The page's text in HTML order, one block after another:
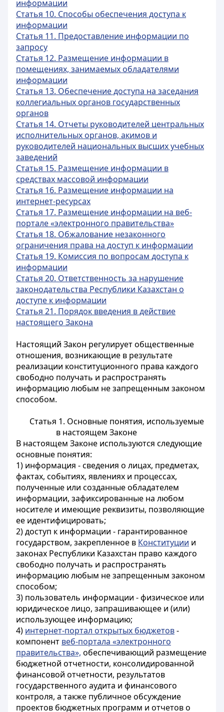
информации
Статья 10. Способы обеспечения доступа к
информации
Статья 11. Предоставление информации по
запросу
Статья 12. Размещение информации в
помещениях, занимаемых обладателями
информации
Статья 13. Обеспечение доступа на заседания
коллегиальных органов государственных
органов
Статья 14. Отчеты руководителей центральных
исполнительных органов, акимов и
руководителей национальных высших учебных
заведений
Статья 15. Размещение информации в
средствах массовой информации
Статья 16. Размещение информации на
интернет-ресурсах
Статья 17. Размещение информации на веб-
портале «электронного правительства»
Статья 18. Обжалование незаконного
ограничения права на доступ к информации
Статья 19. Комиссия по вопросам доступа к
информации
Статья 20. Ответственность за нарушение
законодательства Республики Казахстан о
доступе к информации
Статья 21. Порядок введения в действие
настоящего Закона
Настоящий Закон регулирует общественные
отношения, возникающие в результате
реализации конституционного права каждого
свободно получать и распространять
информацию любым не запрещенным законом
способом.
Статья 1. Основные понятия, используемые
в настоящем Законе
В настоящем Законе используются следующие
основные понятия:
1) информация - сведения о лицах, предметах,
фактах, событиях, явлениях и процессах,
полученные или созданные обладателем
информации, зафиксированные на любом
носителе и имеющие реквизиты, позволяющие
ее идентифицировать;
2) доступ к информации - гарантированное
государством, закрепленное в Конституции и
законах Республики Казахстан право каждого
свободно получать и распространять
информацию любым не запрещенным законом
способом;
3) пользователь информации - физическое или
юридическое лицо, запрашивающее и (или)
использующее информацию;
4) интернет-портал открытых бюджетов-
компонент веб-портала «электронного
правительства», обеспечивающий размещение
бюджетной отчетности, консолидированной
финансовой отчетности, результатов
государственного аудита и финансового
контроля, а также публичное обсуждение
проектов бюджетных программ и отчетов о